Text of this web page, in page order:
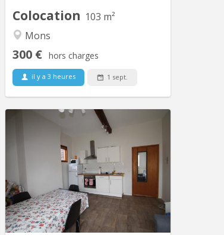
Colocation 103 m²
Mons
300 € hors charges
il y a 3 heures 1 sept.
🏡 Une chambre disponible -
Appartement 4 chambres – Idéal
Étudiant => Colocation de 4 garçons.
📍 Emplacement idéal : A deux pas de
la faculté D'architecture, de la polytech
et de la Grand Place. Non loin des
différentes facultés Umons et des
hautes écoles. 📌 À savoir : - Cuisine